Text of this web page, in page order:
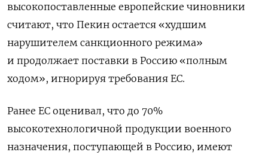
высокопоставленные европейские чиновники
считают, что Пекин остается «худшим
нарушителем санкционного режима»
и продолжает поставки в Россию «полным
ходом», игнорируя требования ЕС.
Ранее ЕС оценивал, что до 70%
высокотехнологичной продукции военного
назначения, поступающей в Россию, имеют